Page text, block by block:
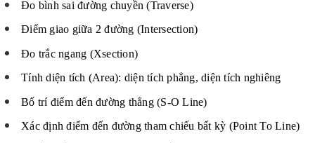
Đo bình sai đường chuyền (Traverse)
Điểm giao giữa 2 đường (Intersection)
Đo trắc ngang (Xsection)
Tính diện tích (Area): diện tích phẳng, diện tích nghiêng
Bố trí điểm đến đường thẳng (S-O Line)
Xác định điểm đến đường tham chiếu bất kỳ (Point To Line)